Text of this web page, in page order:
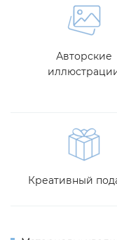
Авторские
Креативный